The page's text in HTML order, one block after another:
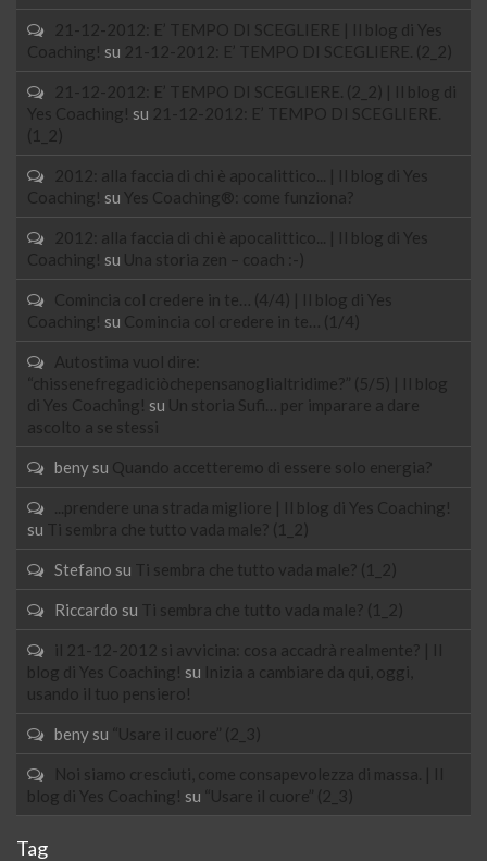
21-12-2012: E’ TEMPO DI SCEGLIERE | Il blog di Yes
Coaching! su 21-12-2012: E’ TEMPO DI SCEGLIERE. (2_2)
21-12-2012: E’ TEMPO DI SCEGLIERE. (2_2) | Il blog di
Yes Coaching! su 21-12-2012: E’ TEMPO DI SCEGLIERE.
(1_2)
2012: alla faccia di chi è apocalittico... | Il blog di Yes
Coaching! su Yes Coaching®: come funziona?
2012: alla faccia di chi è apocalittico... | Il blog di Yes
Coaching! su Una storia zen – coach :-)
Comincia col credere in te… (4/4) | Il blog di Yes
Coaching! su Comincia col credere in te… (1/4)
Autostima vuol dire:
“chissenefregadiciòchepensanoglialtridime?” (5/5) | Il blog
di Yes Coaching! su
Un storia Sufi… per imparare a dare
ascolto a se stessi
beny su Quando accetteremo di essere solo energia?
...prendere una strada migliore | Il blog di Yes Coaching!
su
Ti sembra che tutto vada male? (1_2)
Stefano su Ti sembra che tutto vada male? (1_2)
Riccardo su Ti sembra che tutto vada male? (1_2)
il 21-12-2012 si avvicina: cosa accadrà realmente? | Il
blog di Yes Coaching! su
Inizia a cambiare da qui, oggi,
usando il tuo pensiero!
beny su “Usare il cuore” (2_3)
Noi siamo cresciuti, come consapevolezza di massa. | Il
blog di Yes Coaching! su “Usare il cuore” (2_3)
Tag